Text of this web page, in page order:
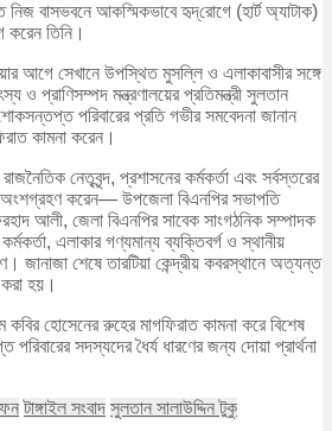
বাসভবনে আকস্মিকভাবে হৃদ্‌রোগে (হার্ট অ্যাটাক)
করেন তিনি।
আগে সেখানে উপস্থিত মুসল্লি ও এলাকাবাসীর সঙ্গে
ও প্রাণিসম্পদ মন্ত্রণালয়ের প্রতিমন্ত্রী সুলতান
পরিবারের প্রতি গভীর সমবেদনা জানান
কামনা করেন।
নেতৃবৃন্দ, প্রশাসনের কর্মকর্তা এবং সর্বস্তরের
অংশগ্রহণ করেন— উপজেলা বিএনপির সভাপতি
আলী, জেলা বিএনপির সাবেক সাংগঠনিক সম্পাদক
এলাকার গণ্যমান্য ব্যক্তিবর্গ ও স্থানীয়
জানাজা শেষে তারটিয়া কেন্দ্রীয় কবরস্থানে অত্যন্ত
হয়।
হোসেনের রুহের মাগফিরাত কামনা করে বিশেষ
সদস্যদের ধৈর্য ধারণের জন্য দোয়া প্রার্থনা
টাঙ্গাইল সংবাদ সুলতান সালাউদ্দিন টুকু